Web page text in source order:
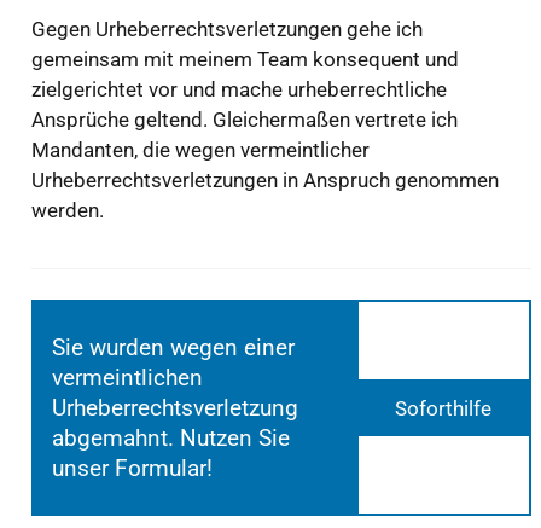
Gegen Urheberrechtsverletzungen gehe ich
gemeinsam mit meinem Team konsequent und
zielgerichtet vor und mache urheberrechtliche
Ansprüche geltend. Gleichermaßen vertrete ich
Mandanten, die wegen vermeintlicher
Urheberrechtsverletzungen in Anspruch genommen
werden.
Sie wurden wegen einer
vermeintlichen
Urheberrechtsverletzung
abgemahnt. Nutzen Sie
unser Formular!
Soforthilfe